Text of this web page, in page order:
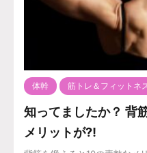
体幹 筋トレ＆フィットネ
知ってましたか？ 背
メリットが⁈